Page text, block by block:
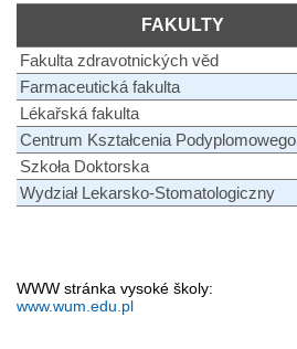
FAKULTY
Fakulta zdravotnických věd
Farmaceutická fakulta
Lékařská fakulta
Centrum Kształcenia Podyplomowego
Szkoła Doktorska
Wydział Lekarsko-Stomatologiczny
WWW stránka vysoké školy:
www.wum.edu.pl